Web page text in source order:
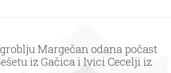
Margečan odana počast
iz Gačica i Ivici Cecelji iz